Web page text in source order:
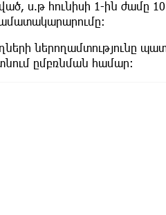
ս.թ հունիսի 1-ին ժամը
ներողամտությունը
ըմբռնման համար: